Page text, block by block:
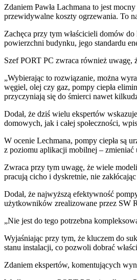
Zdaniem Pawła Lachmana to jest
przewidywalne koszty ogrzewania. To
Zachęca przy tym właścicieli domów
powierzchni budynku, jego standardu
Szef PORT PC zwraca również uwagę,
„Wybierając to rozwiązanie, można
węgiel, olej czy gaz, pompy ciepła
przyczyniają się do śmierci nawet
Dodał, że dziś wielu ekspertów
domowych, jak i całej społeczności,
W ocenie Lechmana, pompy ciepła są
z poziomu aplikacji mobilnej –
Zwraca przy tym uwagę, że wiele
pracują cicho i dyskretnie, nie
Dodał, że najwyższą efektywność
użytkowników zrealizowane przez SW
„Nie jest do tego potrzebna
Wyjaśniając przy tym, że kluczem do
stanu instalacji, co pozwoli dobrać
Zdaniem ekspertów, komentujących